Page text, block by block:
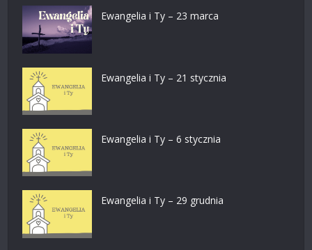
Ewangelia i Ty – 23 marca
Ewangelia i Ty – 21 stycznia
Ewangelia i Ty – 6 stycznia
Ewangelia i Ty – 29 grudnia